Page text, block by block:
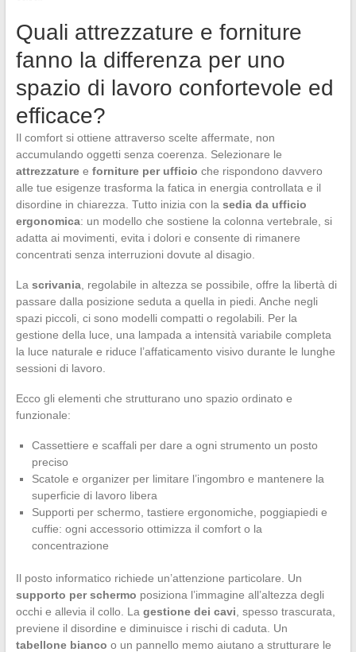
Quali attrezzature e forniture
fanno la differenza per uno
spazio di lavoro confortevole ed
efficace?
Il comfort si ottiene attraverso scelte affermate, non
accumulando oggetti senza coerenza. Selezionare le
attrezzaturee forniture per ufficio che rispondono davvero
alle tue esigenze trasforma la fatica in energia controllata e il
disordine in chiarezza. Tutto inizia con la sedia da ufficio
ergonomica: un modello che sostiene la colonna vertebrale, si
adatta ai movimenti, evita i dolori e consente di rimanere
concentrati senza interruzioni dovute al disagio.
La scrivania, regolabile in altezza se possibile, offre la libertà di
passare dalla posizione seduta a quella in piedi. Anche negli
spazi piccoli, ci sono modelli compatti o regolabili. Per la
gestione della luce, una lampada a intensità variabile completa
la luce naturale e riduce l’affaticamento visivo durante le lunghe
sessioni di lavoro.
Ecco gli elementi che strutturano uno spazio ordinato e
funzionale:
Cassettiere e scaffali per dare a ogni strumento un posto
preciso
Scatole e organizer per limitare l’ingombro e mantenere la
superficie di lavoro libera
Supporti per schermo, tastiere ergonomiche, poggiapiedi e
cuffie: ogni accessorio ottimizza il comfort o la
concentrazione
Il posto informatico richiede un’attenzione particolare. Un
supporto per schermo posiziona l’immagine all’altezza degli
occhi e allevia il collo. La gestione dei cavi , spesso trascurata,
previene il disordine e diminuisce i rischi di caduta. Un
tabellone bianco o un pannello memo aiutano a strutturare le